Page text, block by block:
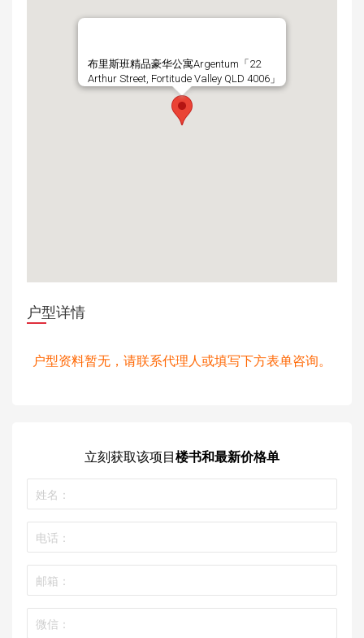
布里斯班精品豪华公寓Argentum「22
Arthur Street, Fortitude Valley QLD 4006」
户型详情
户型资料暂无，请联系代理人或填写下方表单咨询。
立刻获取该项目楼书和最新价格单